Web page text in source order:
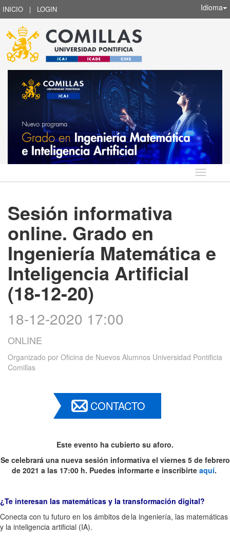
INICIO | LOGIN Idioma
Idioma
Sesión informativa
online. Grado en
Ingeniería Matemática e
Inteligencia Artificial
(18-12-20)
18-12-2020 17:00
ONLINE
Organizado por Oficina de Nuevos Alumnos Universidad Pontificia
Comillas
CONTACTO
Este evento ha cubierto su aforo.
Se celebrará una nueva sesión informativa el viernes 5 de febrero
de 2021 a las 17:00 h. Puedes informarte e inscribirte aquí.
¿Te interesan las matemáticas y la transformación digital?
Conecta con tu futuro en los ámbitos de la ingeniería, las matemáticas
y la inteligencia artificial (IA).